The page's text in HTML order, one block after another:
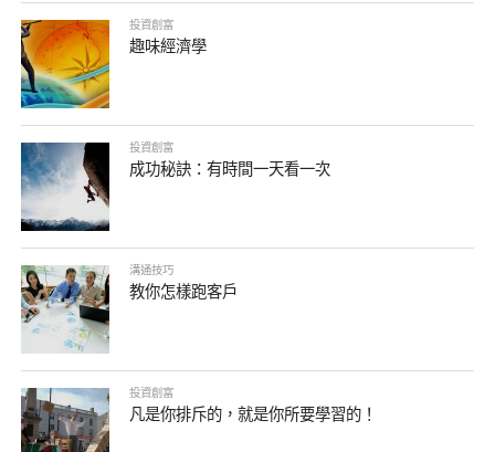
投資創富
趣味經濟學
投資創富
成功秘訣：有時間一天看一次
溝通技巧
教你怎樣跑客戶
投資創富
凡是你排斥的，就是你所要學習的！